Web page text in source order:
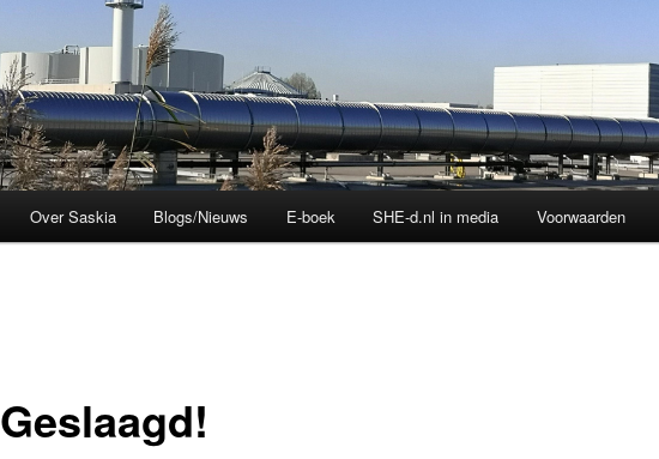
Over Saskia Blogs/Nieuws E-boek SHE-d.nl in media Voorwaarden
Geslaagd!